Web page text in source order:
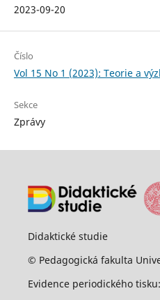
2023-09-20
Číslo
Vol 15 No 1 (2023): Teorie a
Sekce
Zprávy
Didaktické studie
© Pedagogická fakulta
Evidence periodického